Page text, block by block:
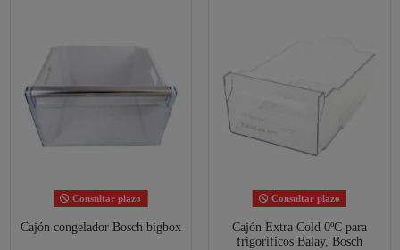
Consultar plazo
Cajón congelador Bosch bigbox
Consultar plazo
Cajón Extra Cold 0ºC para
frigoríficos Balay, Bosch